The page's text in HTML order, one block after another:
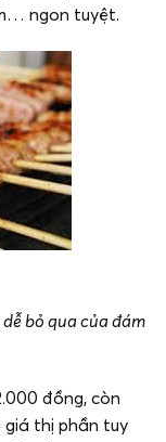
ngon tuyệt.
bỏ qua của đám
đồng, còn
thị phần tuy